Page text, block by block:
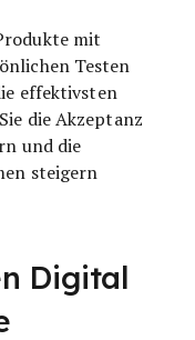
mit
Testen
effektivsten
die Akzeptanz
und die
steigern
Digital